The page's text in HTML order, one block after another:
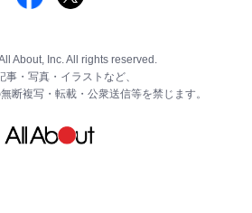
About, Inc. All rights reserved.
事・写真・イラストなど、
断複写・転載・公衆送信等を禁じます。